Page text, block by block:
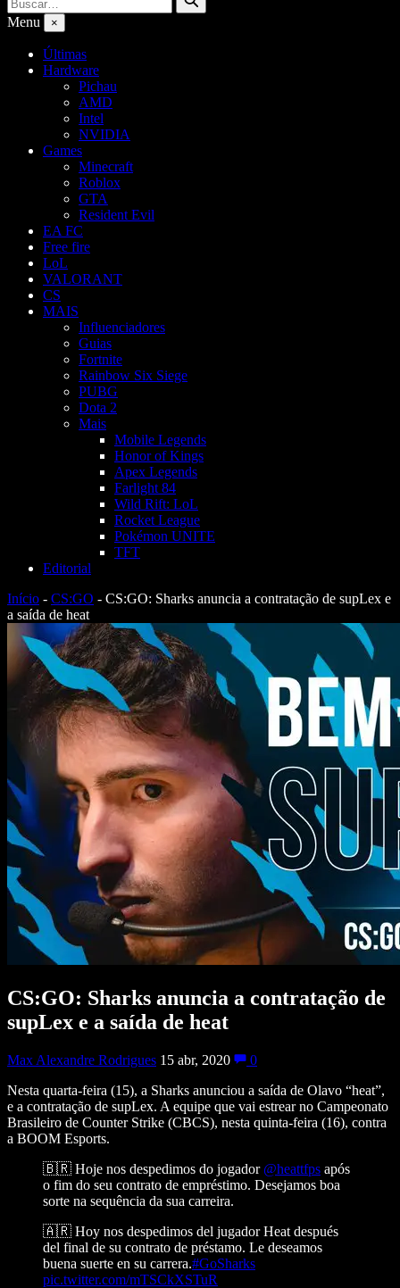
por:
Menu ×
Últimas
Hardware
Pichau
AMD
Intel
NVIDIA
Games
Minecraft
Roblox
GTA
Resident Evil
EA FC
Free fire
LoL
VALORANT
CS
MAIS
Influenciadores
Guias
Fortnite
Rainbow Six Siege
PUBG
Dota 2
Mais
Mobile Legends
Honor of Kings
Apex Legends
Farlight 84
Wild Rift: LoL
Rocket League
Pokémon UNITE
TFT
Editorial
Início - CS:GO - CS:GO: Sharks anuncia a contratação de supLex e
a saída de heat
CS:GO: Sharks anuncia a contratação de
supLex e a saída de heat
Max Alexandre Rodrigues 15 abr, 2020
0
Nesta quarta-feira (15), a Sharks anunciou a saída de Olavo “heat”,
e a contratação de supLex. A equipe que vai estrear no Campeonato
Brasileiro de Counter Strike (CBCS), nesta quinta-feira (16), contra
a BOOM Esports.
🇧🇷 Hoje nos despedimos do jogador @heattfps após
o fim do seu contrato de empréstimo. Desejamos boa
sorte na sequência da sua carreira.
🇦🇷 Hoy nos despedimos del jugador Heat después
del final de su contrato de préstamo. Le deseamos
buena suerte en su carrera.#GoSharks
pic.twitter.com/mTSCkXSTuR